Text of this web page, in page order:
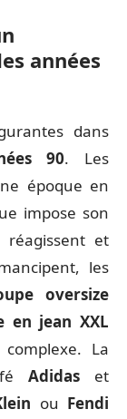
années
dans
90. Les
époque en
impose son
et
les
oversize
en jean XXL
La
Adidaset
ou Fendi